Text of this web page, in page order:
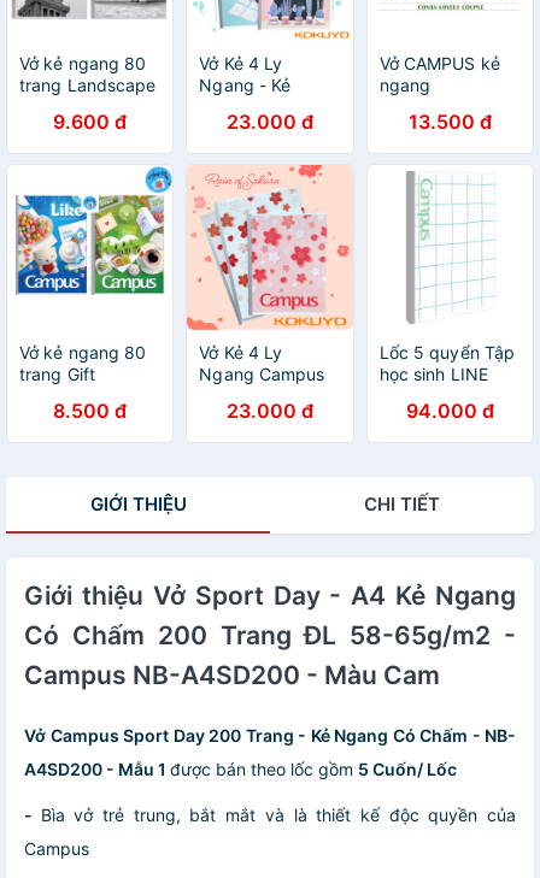
Vở kẻ ngang 80
trang Landscape
9.600 đ
Vở Kẻ 4 Ly
Ngang - Kẻ
Meow 120-200
Trang Khổ A5/B5
Campus
23.000 đ
Vở CAMPUS kẻ
ngang
CONAN, Tập kẻ
ngang Conan -
Soleil Home
13.500 đ
Vở kẻ ngang 80
trang Gift
8.500 đ
Vở Kẻ 4 Ly
Ngang Campus
Sakura 200
Trang Khổ A5/B5
23.000 đ
Lốc 5 quyển Tập
học sinh LINE
khổ A5 - Campus
94.000 đ
GIỚI THIỆU CHI TIẾT
Giới thiệu Vở Sport Day - A4 Kẻ Ngang
Có Chấm 200 Trang ĐL 58-65g/m2 -
Campus NB-A4SD200 - Màu Cam
Vở Campus Sport Day 200 Trang - Kẻ Ngang Có Chấm - NB-
A4SD200 - Mẫu 1 được bán theo lốc gồm 5 Cuốn/ Lốc
- Bìa vở trẻ trung, bắt mắt và là thiết kế độc quyền của
Campus